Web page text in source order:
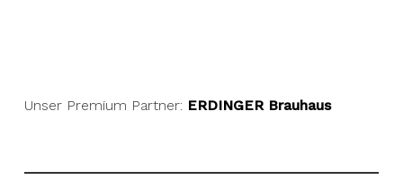
Unser Premium Partner: ERDINGER Brauhaus